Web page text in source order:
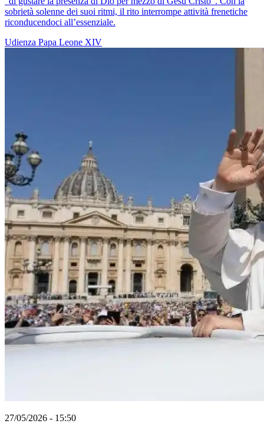
sobrietà solenne dei suoi ritmi, il rito interrompe attività frenetiche
riconducendoci all’essenziale.
Udienza Papa Leone XIV
27/05/2026 - 15:50